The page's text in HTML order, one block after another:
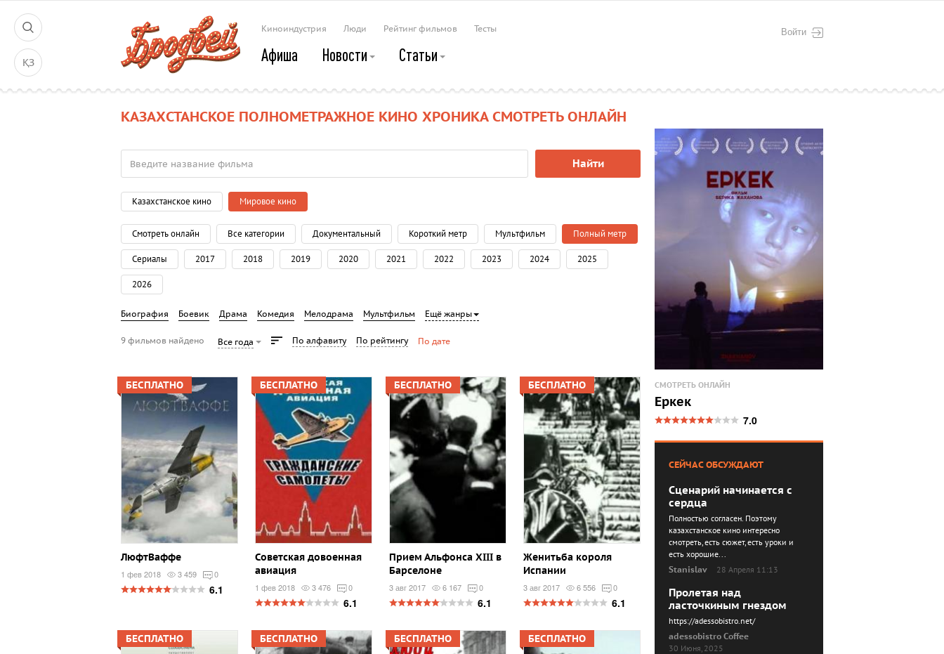
ҚЗ
Войти
Киноиндустрия Люди Рейтинг фильмов Тесты
Афиша Новости Статьи
КАЗАХСТАНСКОЕ ПОЛНОМЕТРАЖНОЕ КИНО ХРОНИКА СМОТРЕТЬ ОНЛАЙН
Найти
Казахстанское кино Мировое кино
Смотреть онлайн Все категории Документальный Короткий метр Мультфильм Полный метр
Сериалы 2017 2018 2019 2020 2021 2022 2023 2024 2025
2026
Биография Боевик Драма Комедия Мелодрама Мультфильм Ещё жанры
9 фильмов найдено Все года По алфавиту По рейтингу По дате
БЕСПЛАТНО
ЛюфтВаффе
1 фев 2018 3 459 0
6.1
БЕСПЛАТНО
Советская довоенная
авиация
1 фев 2018 3 476 0
6.1
БЕСПЛАТНО
Прием Альфонса XIII в
Барселоне
3 авг 2017 6 167 0
6.1
БЕСПЛАТНО
Женитьба короля
Испании
3 авг 2017 6 556 0
6.1
БЕСПЛАТНО БЕСПЛАТНО БЕСПЛАТНО БЕСПЛАТНО
СМОТРЕТЬ ОНЛАЙН
Еркек
7.0
СЕЙЧАС ОБСУЖДАЮТ
Сценарий начинается с
сердца
Полностью согласен. Поэтому
казахстанское кино интересно
смотреть, есть сюжет, есть уроки и
есть хорошие...
Stanislav
28 Апреля 11:13
Пролетая над
ласточкиным гнездом
https://adessobistro.net/
adessobistro Coffee
30 Июня, 2025